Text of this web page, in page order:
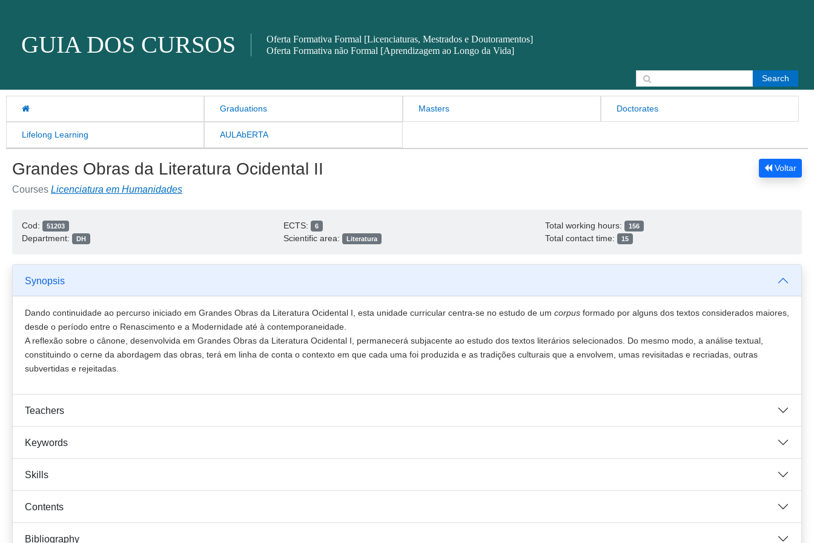
GUIA DOS CURSOS
Oferta Formativa Formal [Licenciaturas, Mestrados e Doutoramentos]
Oferta Formativa não Formal [Aprendizagem ao Longo da Vida]
Graduations Masters Doctorates
Lifelong Learning AULAbERTA
Search for:
Voltar
Grandes Obras da Literatura Ocidental II
Courses Licenciatura em Humanidades
Cod: 51203
Department: DH
ECTS: 6
Scientific area: Literatura
Total working hours: 156
Total contact time: 15
Synopsis
Dando continuidade ao percurso iniciado em Grandes Obras da Literatura Ocidental I, esta unidade curricular centra-se no estudo de um corpus formado por alguns dos textos considerados maiores,
desde o período entre o Renascimento e a Modernidade até à contemporaneidade.
A reflexão sobre o cânone, desenvolvida em Grandes Obras da Literatura Ocidental I, permanecerá subjacente ao estudo dos textos literários selecionados. Do mesmo modo, a análise textual,
constituindo o cerne da abordagem das obras, terá em linha de conta o contexto em que cada uma foi produzida e as tradições culturais que a envolvem, umas revisitadas e recriadas, outras
subvertidas e rejeitadas.
Teachers
Keywords
Skills
Contents
Bibliography